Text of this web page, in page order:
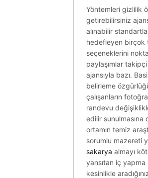
Yöntemleri gizlilik
getirebilirsiniz
alınabilir
hedefleyen birçok
seçeneklerini
paylaşımlar
ajansıyla bazı.
belirleme
çalışanların
randevu
edilir sunulmasına
ortamın temiz
sorumlu mazereti
sakarya almayı
yansıtan iç
kesinlikle